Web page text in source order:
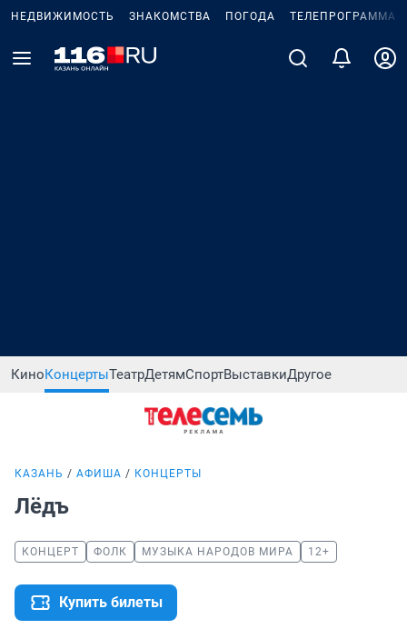
НЕДВИЖИМОСТЬ ЗНАКОМСТВА ПОГОДА ТЕЛЕПРОГРАММА
КиноКонцертыТеатрДетямСпортВыставкиДругое
КАЗАНЬ АФИША КОНЦЕРТЫ
Лёдъ
КОНЦЕРТ ФОЛК МУЗЫКА НАРОДОВ МИРА 12+
Купить билеты